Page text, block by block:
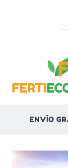
ENVÍO